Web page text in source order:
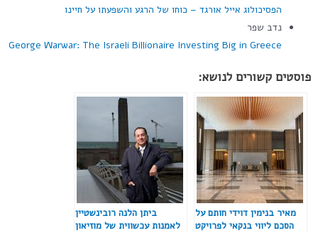
הפסיכולוג אייל אורגד – כוחו של הרגע והשפעתו על חיינו
נדב שפר
George Warwar: The Israeli Billionaire Investing Big in Greece
פוסטים קשורים לנושא:
מאיר בנימין דוידי חותם על
הסכם ליווי בנקאי לפרויקט
ביתן הלנה רובינשטיין
לאמנות עכשווית של מוזיאון